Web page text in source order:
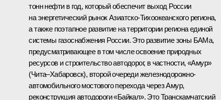
тонн нефти в год, который обеспечит выход России
на энергетический рынок Азиатско-Тихоокеанского региона,
а также поэтапное развитие на территории региона единой
системы газоснабжения России. Это развитие зоны БАМа,
предусматривающее в том числе освоение природных
ресурсов и строительство автодорог, в частности, «Амур»
(Чита–Хабаровск), второй очереди железнодорожно-
автомобильного мостового перехода через Амур,
реконструкция автодороги «Байкал». Это Транскамчатский